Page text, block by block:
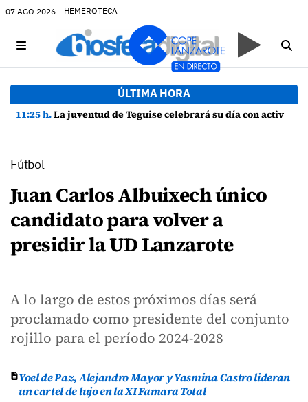
07 AGO 2026 HEMEROTECA
ÚLTIMA HORA
11:25 h.La juventud de Teguise celebrará su día con actividades en La Caleta de Famara
Fútbol
Juan Carlos Albuixech único
candidato para volver a
presidir la UD Lanzarote
A lo largo de estos próximos días será
proclamado como presidente del conjunto
rojillo para el período 2024-2028
Yoel de Paz, Alejandro Mayor y Yasmina Castro lideran
un cartel de lujo en la XI Famara Total